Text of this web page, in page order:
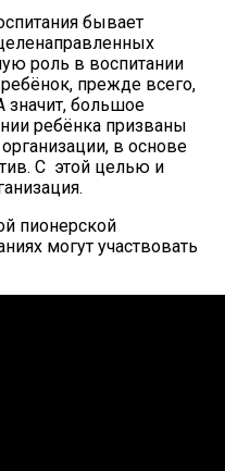
бывает
роль в воспитании
ребёнок, прежде всего,
значит, большое
ребёнка призваны
в основе
С этой целью и
пионерской
могут участвовать